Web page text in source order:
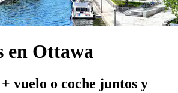
en Ottawa
vuelo o coche juntos y